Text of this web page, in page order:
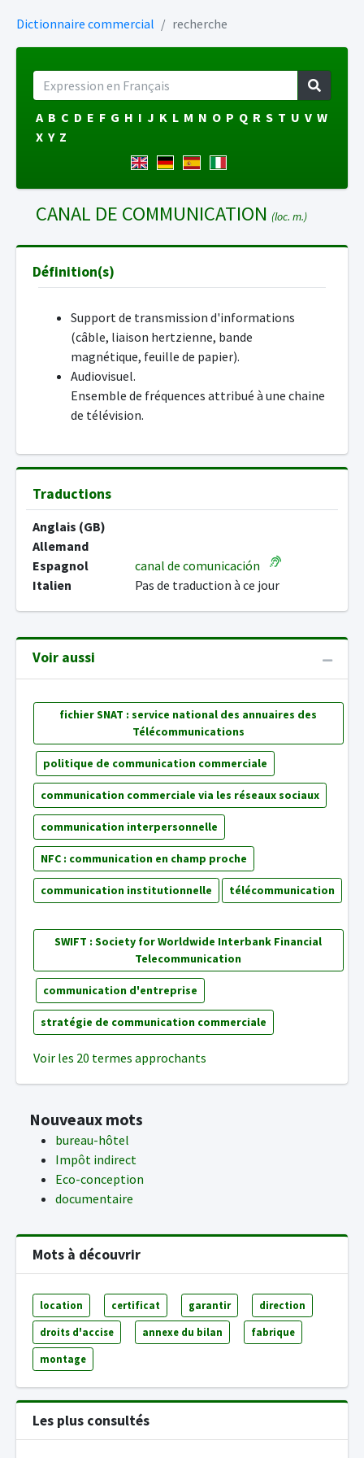
Dictionnaire commercial recherche
A B C D E F G H I J K L M N O P Q R S T U V W
X Y Z
CANAL DE COMMUNICATION (loc. m.)
Définition(s)
Support de transmission d'informations
(câble, liaison hertzienne, bande
magnétique, feuille de papier).
Audiovisuel.
Ensemble de fréquences attribué à une chaine
de télévision.
Traductions
Anglais (GB)
Allemand
Espagnol
canal de comunicación
Italien
Pas de traduction à ce jour
Voir aussi
fichier SNAT : service national des annuaires des
Télécommunications
politique de communication commerciale
communication commerciale via les réseaux sociaux
communication interpersonnelle
NFC : communication en champ proche
communication institutionnelle télécommunication
SWIFT : Society for Worldwide Interbank Financial
Telecommunication
communication d'entreprise
stratégie de communication commerciale
Voir les 20 termes approchants
Nouveaux mots
bureau-hôtel
Impôt indirect
Eco-conception
documentaire
Mots à découvrir
location certificat garantir direction
droits d'accise annexe du bilan fabrique
montage
Les plus consultés